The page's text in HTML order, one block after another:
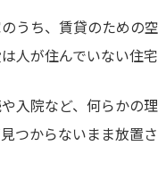
うち、賃貸のための
人が住んでいない住
入院など、何らかの
つからないまま放置